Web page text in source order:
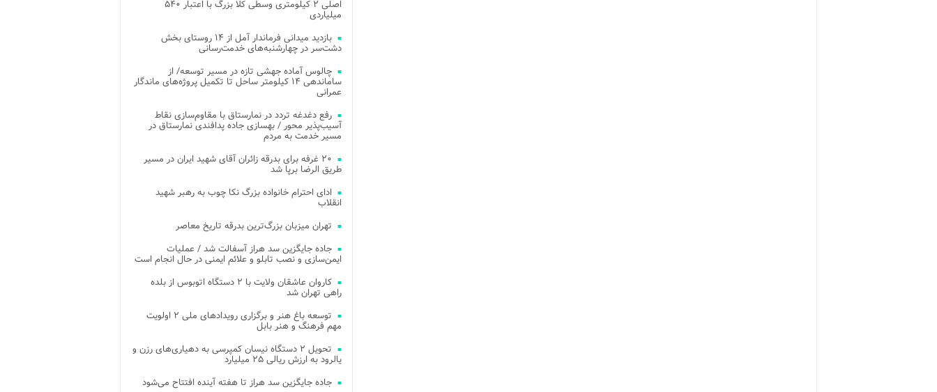
اصلی ۲ کیلومتری وسطی کلا بزرگ با اعتبار ۵۴۰
میلیاردی
بازدید میدانی فرماندار آمل از ۱۴ روستای بخش
دشت‌سر در چهارشنبه‌های خدمت‌رسانی
چالوس آماده جهشی تازه در مسیر توسعه/ از
ساماندهی ۱۴ کیلومتر ساحل تا تکمیل پروژه‌های ماندگار
عمرانی
رفع دغدغه تردد در نمارستاق با مقاوم‌سازی نقاط
آسیب‌پذیر محور / بهسازی جاده پدافندی نمارستاق در
مسیر خدمت به مردم
۲۰ غرفه برای بدرقه زائران آقای شهید ایران در مسیر
طریق الرضا برپا شد
ادای احترام خانواده بزرگ نکا چوب به رهبر شهید
انقلاب
تهران میزبان بزرگ‌ترین بدرقه تاریخ معاصر
جاده جایگزین سد هراز آسفالت شد / عملیات
ایمن‌سازی و نصب تابلو و علائم ایمنی در حال انجام است
کاروان عاشقان ولایت با ۲ دستگاه اتوبوس از بلده
راهی تهران شد
توسعه باغ هنر و برگزاری رویدادهای ملی ۲ اولویت
مهم فرهنگ و هنر بابل
تحویل ۲ دستگاه نیسان کمپرسی به دهیاری‌های رزن و
یالرود به ارزش ریالی ۲۵ میلیارد
جاده جایگزین سد هراز تا هفته آینده افتتاح می‌شود